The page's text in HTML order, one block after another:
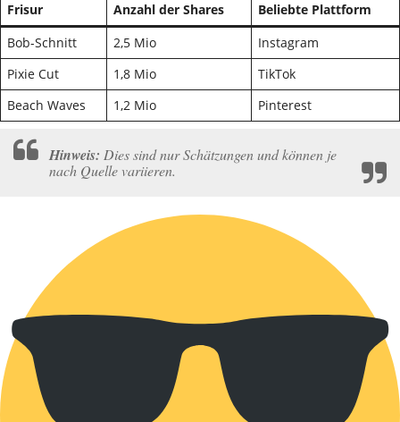
Frisur Anzahl der Shares
Beliebte Plattform
Bob-Schnitt
2,5 Mio
Instagram
Pixie Cut
1,8 Mio
TikTok
Beach Waves
1,2 Mio Pinterest
Hinweis: Dies sind nur Schätzungen und können je
nach Quelle variieren.